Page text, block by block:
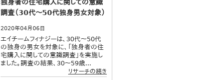
独身者の住宅購入に関しての意識
調査（30代～50代独身男女対象）
2020年04月06日
エイチームフィナジーは、30代～50代
の独身の男女を対象に、「独身者の住
宅購入に関しての意識調査」を実施し
ました。調査の結果、30～59歳...
リサーチの続き